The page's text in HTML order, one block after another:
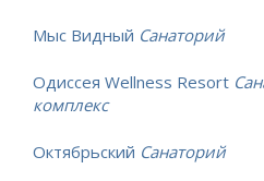
Мыс Видный Санаторий
Одиссея Wellness Resort
комплекс
Октябрьский Санаторий